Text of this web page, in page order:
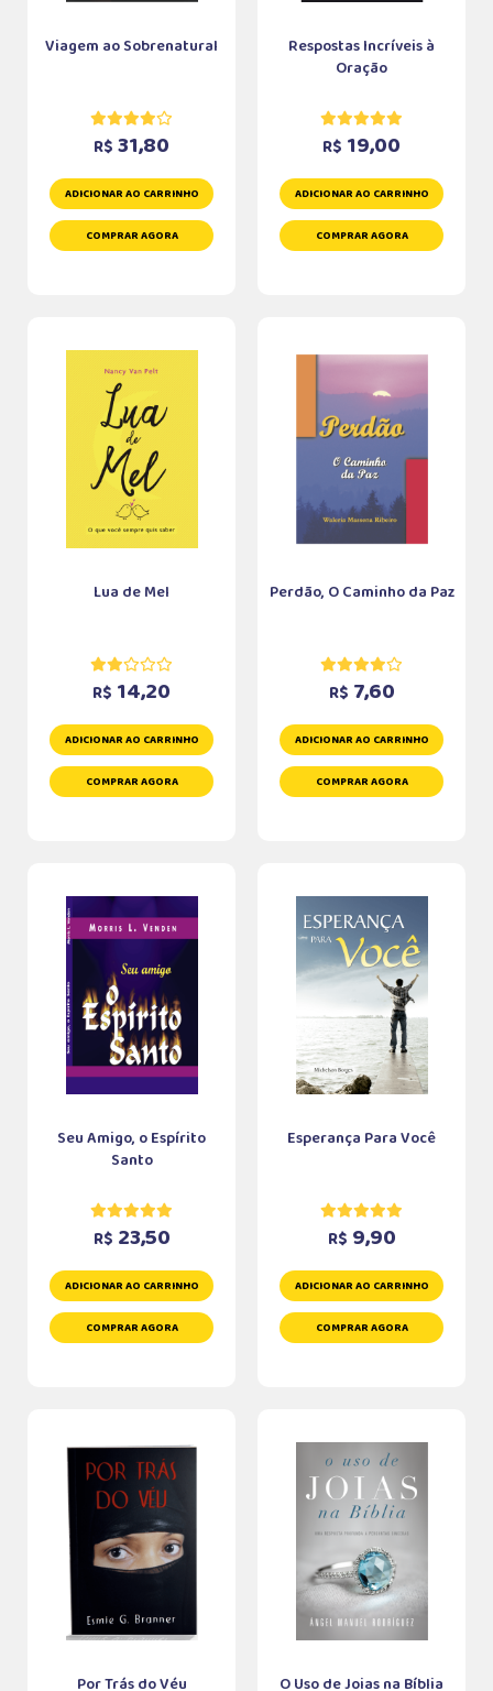
Viagem ao Sobrenatural
R$ 31,80
ADICIONAR AO CARRINHO
COMPRAR AGORA
Respostas Incríveis à
Oração
R$ 19,00
ADICIONAR AO CARRINHO
COMPRAR AGORA
Lua de Mel
R$ 14,20
ADICIONAR AO CARRINHO
COMPRAR AGORA
Perdão, O Caminho da Paz
R$ 7,60
ADICIONAR AO CARRINHO
COMPRAR AGORA
Seu Amigo, o Espírito
Santo
R$ 23,50
ADICIONAR AO CARRINHO
COMPRAR AGORA
Esperança Para Você
R$ 9,90
ADICIONAR AO CARRINHO
COMPRAR AGORA
Por Trás do Véu O Uso de Joias na Bíblia